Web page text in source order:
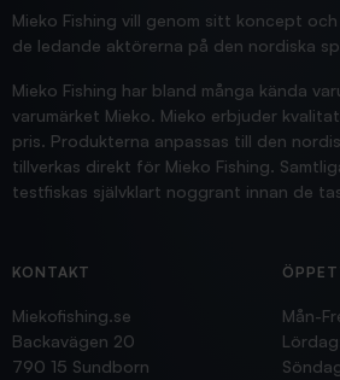
Jensa
Mieko Fishing vill genom sitt koncept
de ledande aktörerna på den nordiska
Mieko Fishing har bland många kända
varumärket Mieko. Mieko erbjuder
pris. Produkterna anpassas till den
tillverkas direkt för Mieko Fishing.
testfiskas självklart noggrant innan de
KONTAKT
Miekofishing.se
Backavägen 20
790 15 Sundborn
Mån-